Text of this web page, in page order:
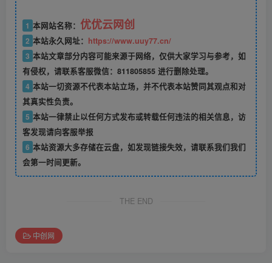
1 本网站名称： 优优云网创
2 本站永久网址： https://www.uuy77.cn/
3 本站文章部分内容可能来源于网络，仅供大家学习与参考，如
有侵权，请联系客服微信：811805855 进行删除处理。
4 本站一切资源不代表本站立场，并不代表本站赞同其观点和对
其真实性负责。
5 本站一律禁止以任何方式发布或转载任何违法的相关信息，访
客发现请向客服举报
6 本站资源大多存储在云盘，如发现链接失效，请联系我们我们
会第一时间更新。
THE END
中创网